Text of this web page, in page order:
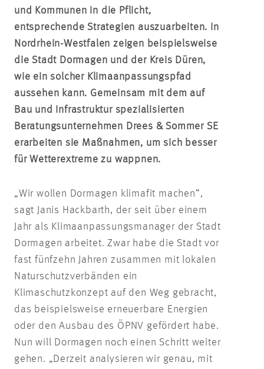
und Kommunen in die Pflicht,
entsprechende Strategien auszuarbeiten. In
Nordrhein-Westfalen zeigen beispielsweise
die Stadt Dormagen und der Kreis Düren,
wie ein solcher Klimaanpassungspfad
aussehen kann. Gemeinsam mit dem auf
Bau und Infrastruktur spezialisierten
Beratungsunternehmen Drees & Sommer SE
erarbeiten sie Maßnahmen, um sich besser
für Wetterextreme zu wappnen.
„Wir wollen Dormagen klimafit machen“,
sagt Janis Hackbarth, der seit über einem
Jahr als Klimaanpassungsmanager der Stadt
Dormagen arbeitet. Zwar habe die Stadt vor
fast fünfzehn Jahren zusammen mit lokalen
Naturschutzverbänden ein
Klimaschutzkonzept auf den Weg gebracht,
das beispielsweise erneuerbare Energien
oder den Ausbau des ÖPNV gefördert habe.
Nun will Dormagen noch einen Schritt weiter
gehen. „Derzeit analysieren wir genau, mit